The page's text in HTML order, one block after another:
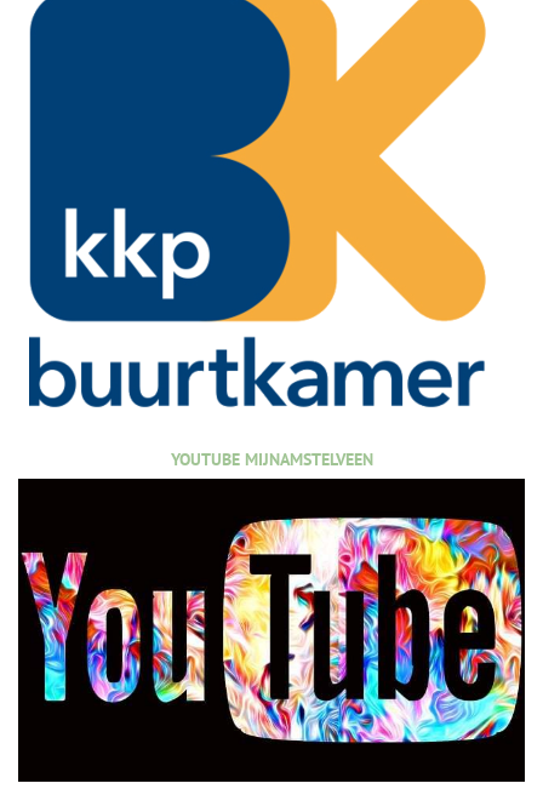
YOUTUBE MIJNAMSTELVEEN